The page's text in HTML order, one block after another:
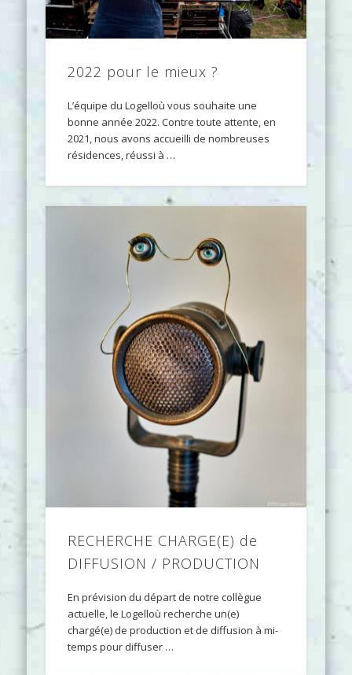
2022 pour le mieux ?
L’équipe du Logelloù vous souhaite une
bonne année 2022. Contre toute attente, en
2021, nous avons accueilli de nombreuses
résidences, réussi à …
RECHERCHE CHARGE(E) de
DIFFUSION / PRODUCTION
En prévision du départ de notre collègue
actuelle, le Logelloù recherche un(e)
chargé(e) de production et de diffusion à mi-
temps pour diffuser …